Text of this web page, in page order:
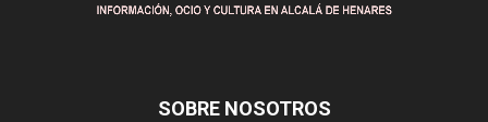
SOBRE NOSOTROS